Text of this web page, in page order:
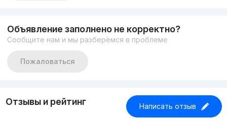
Объявление заполнено не корректно?
Сообщите нам и мы разберёмся в проблеме
Пожаловаться
Отзывы и рейтинг Написать отзыв